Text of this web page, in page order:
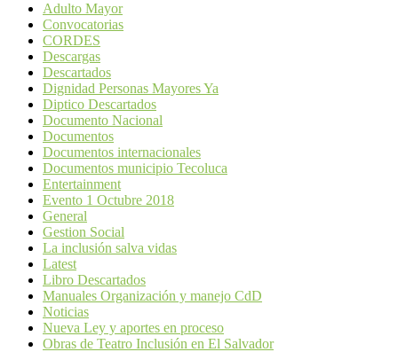
Adulto Mayor
Convocatorias
CORDES
Descargas
Descartados
Dignidad Personas Mayores Ya
Diptico Descartados
Documento Nacional
Documentos
Documentos internacionales
Documentos municipio Tecoluca
Entertainment
Evento 1 Octubre 2018
General
Gestion Social
La inclusión salva vidas
Latest
Libro Descartados
Manuales Organización y manejo CdD
Noticias
Nueva Ley y aportes en proceso
Obras de Teatro Inclusión en El Salvador